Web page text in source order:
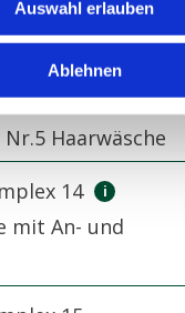
Auswahl erlauben
Ablehnen
13.4
Gesichtsrasur
13.5
Haarwäsche
14
mit An- und